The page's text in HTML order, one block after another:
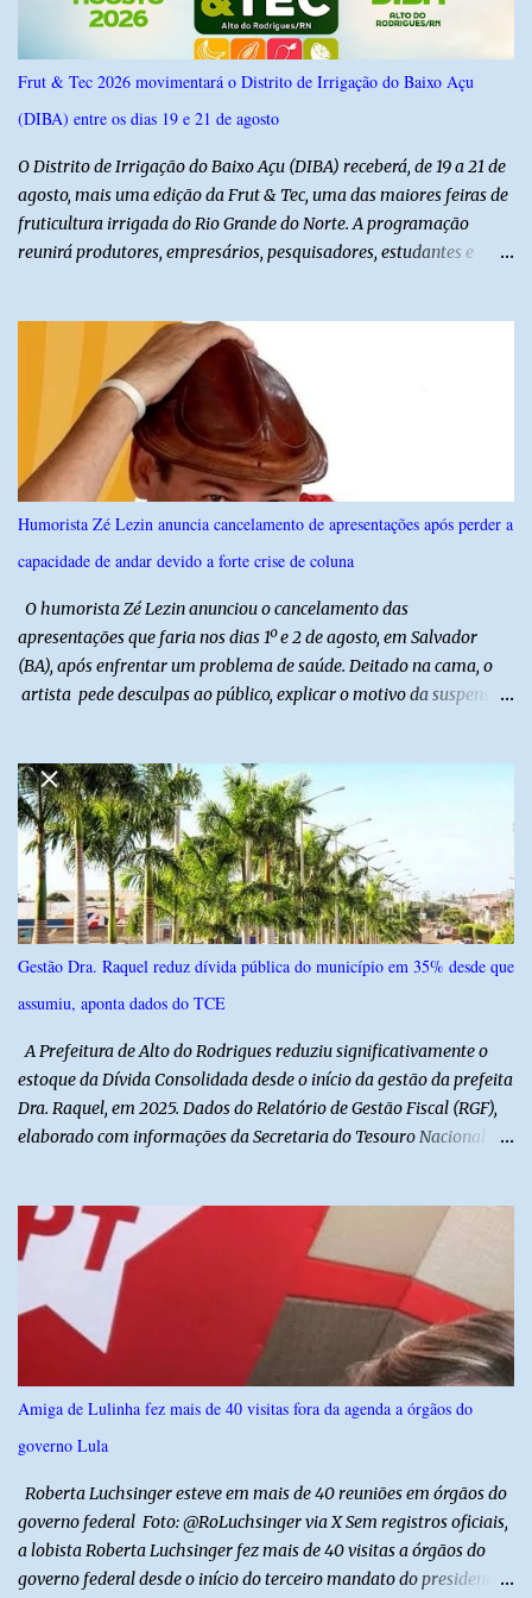
Frut & Tec 2026 movimentará o Distrito de Irrigação do Baixo Açu
(DIBA) entre os dias 19 e 21 de agosto
O Distrito de Irrigação do Baixo Açu (DIBA) receberá, de 19 a 21 de
agosto, mais uma edição da Frut & Tec, uma das maiores feiras de
fruticultura irrigada do Rio Grande do Norte. A programação
reunirá produtores, empresários, pesquisadores, estudantes e
instituições e tecnologias voltadas ao setor. Além das atividades
técnicas, a feira contará com programação cultural. No dia 20 de
agosto, o público poderá prestigiar o show de humor com Mução,
seguido de apresentação musical de Vê Barreto. A Frut & Tec
reforça a importância do Distrito de Irrigação do Baixo Açu como
referência na fruticultura irrigada, promovendo conhecimento,
inovação e oportunidades para o desenvolvimento do agronegócio
potiguar. @associacaodiba
Humorista Zé Lezin anuncia cancelamento de apresentações após perder a
capacidade de andar devido a forte crise de coluna
O humorista Zé Lezin anunciou o cancelamento das
apresentações que faria nos dias 1º e 2 de agosto, em Salvador
(BA), após enfrentar um problema de saúde. Deitado na cama, o
artista pede desculpas ao público, explicar o motivo da suspensão
impossível viajar e subir ao palco. O comediante contou que
precisou ser levado a um hospital depois de perder a capacidade
de andar normalmente. “Eu não estou conseguindo nem me
levantar direito da cama. É um processo muito dolorido”, relatou o
humorista. Durante o atendimento médico, o humorista foi
diagnosticado com “bico de papagaio” na região da coluna. De
acordo com ele, os laudos médicos já foram encaminhados à
equipe responsável, que acompanha o tratamento. Zé Lezin
afirmou ainda que está passando por um tratamento intenso, com
revelou ...
Gestão Dra. Raquel reduz dívida pública do município em 35% desde que
assumiu, aponta dados do TCE
A Prefeitura de Alto do Rodrigues reduziu significativamente o
estoque da Dívida Consolidada desde o início da gestão da prefeita
Dra. Raquel, em 2025. Dados do Relatório de Gestão Fiscal (RGF),
elaborado com informações da Secretaria do Tesouro Nacional
2024. Ao final de 2025, esse passivo já havia caído para R$
13.239.208,81. No primeiro semestre de 2026, o valor voltou a
recuar, chegando a R$ 12.357.336,09. Na comparação entre o
encerramento da gestão anterior e o primeiro semestre de 2026, a
redução foi de R$ 6.583.599,79, equivalente a aproximadamente
34,8% do estoque da dívida. Os números também mostram que o
município conseguiu manter a trajetória de queda durante a atual
administração. Apenas no primeiro semestre de 2026, a dívida foi
reduzida em R$ 881.872,72 em relação ao saldo do exercício
Amiga de Lulinha fez mais de 40 visitas fora da agenda a órgãos do
governo Lula
Roberta Luchsinger esteve em mais de 40 reuniões em órgãos do
governo federal Foto: @RoLuchsinger via X Sem registros oficiais,
a lobista Roberta Luchsinger fez mais de 40 visitas a órgãos do
governo federal desde o início do terceiro mandato do presidente